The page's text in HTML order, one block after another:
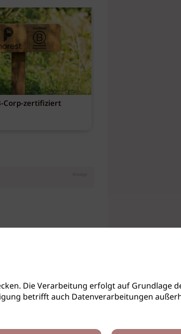
Corp-zertifiziert
Anzeige
Die Verarbeitung erfolgt auf Grundlage
betrifft auch Datenverarbeitungen